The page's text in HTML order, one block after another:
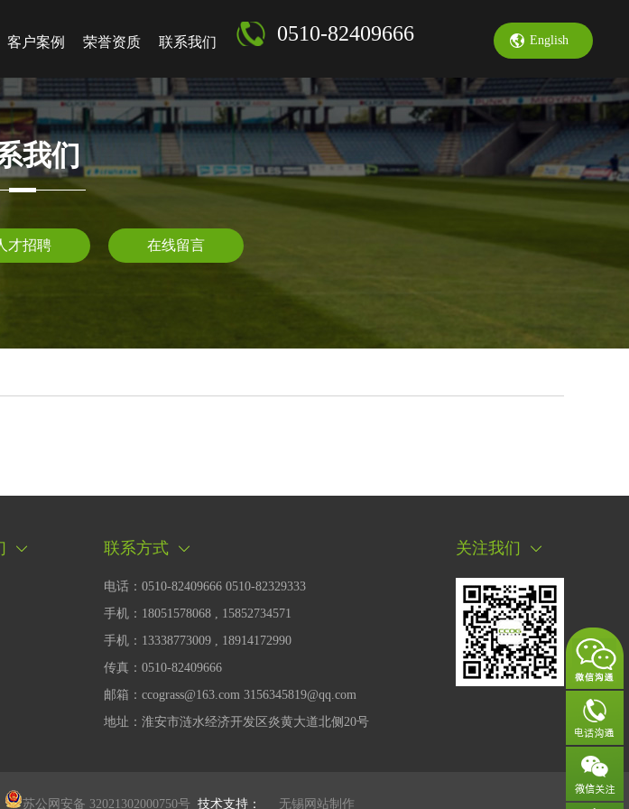
客户案例 荣誉资质 联系我们 0510-82409666 English
我们
才招聘 在线留言
联系方式
电话：0510-82409666 0510-82329333
手机：18051578068 , 15852734571
手机：13338773009 , 18914172990
传真：0510-82409666
邮箱：ccograss@163.com 3156345819@qq.com
地址：淮安市涟水经济开发区炎黄大道北侧20号
关注我们
苏公网安备 32021302000750号 技术支持： 无锡网站制作